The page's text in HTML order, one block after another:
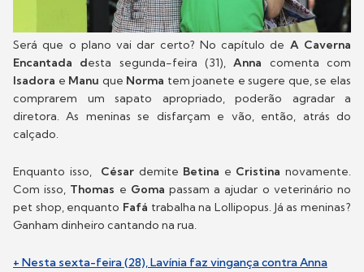
Será que o plano vai dar certo? No capítulo de A Caverna
Encantada desta segunda-feira (31),Anna comenta com
Isadora e Manu que Norma tem joanete e sugere que, se elas
comprarem um sapato apropriado, poderão agradar a
diretora. As meninas se disfarçam e vão, então, atrás do
calçado.
Enquanto isso, César demite Betina e Cristina novamente.
Com isso, Thomas e Gomapassam a ajudar o veterinário no
pet shop, enquanto Fafá trabalha na Lollipopus. Já as meninas?
Ganham dinheiro cantando na rua.
+ Nesta sexta-feira (28), Lavínia faz vingança contra Anna